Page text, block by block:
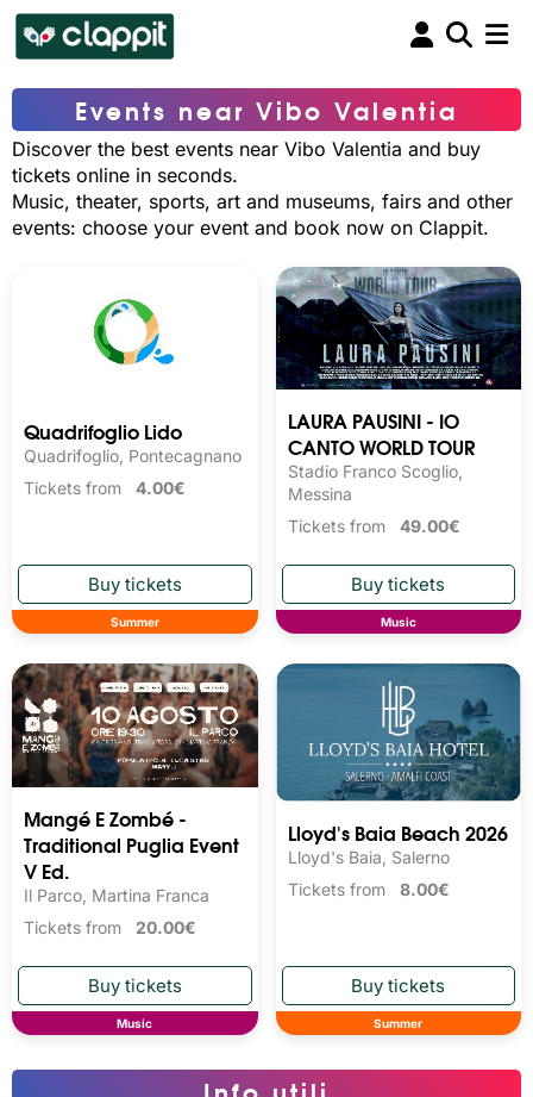
Events near Vibo Valentia
Discover the best events near Vibo Valentia and buy
tickets online in seconds.
Music, theater, sports, art and museums, fairs and other
events: choose your event and book now on Clappit.
Quadrifoglio Lido
Quadrifoglio, Pontecagnano
Tickets from 4.00€
Summer
LAURA PAUSINI - IO
CANTO WORLD TOUR
Stadio Franco Scoglio,
Messina
Tickets from 49.00€
Music
Mangé E Zombé -
Traditional Puglia Event
V Ed.
Il Parco, Martina Franca
Tickets from 20.00€
Music
Lloyd's Baia Beach 2026
Lloyd's Baia, Salerno
Tickets from 8.00€
Summer